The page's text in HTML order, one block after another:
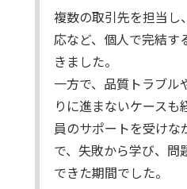
複数の取引先を担当し
応など、個人で完結す
きました。
一方で、品質トラブル
りに進まないケース
員のサポートを受けな
で、失敗から学び、問
できた期間でした。